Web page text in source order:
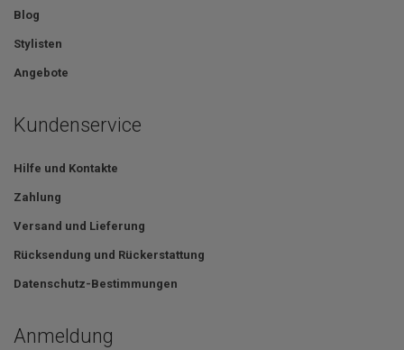
Blog
Stylisten
Angebote
Kundenservice
Hilfe und Kontakte
Zahlung
Versand und Lieferung
Rücksendung und Rückerstattung
Datenschutz-Bestimmungen
Anmeldung